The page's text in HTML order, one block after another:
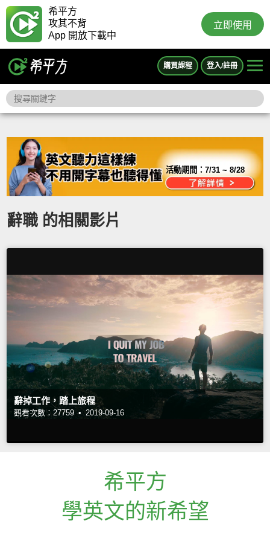
希平方
攻其不背
App 開放下載中
立即使用
購買課程 登入/註冊
活動期間：7/31 ~ 8/28
辭職 的相關影片
辭掉工作，踏上旅程
觀看次數：27759 • 2019-09-16
希平方
學英文的新希望